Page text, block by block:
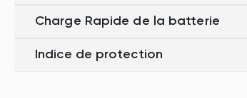
Charge Rapide de la batterie
Indice de protection